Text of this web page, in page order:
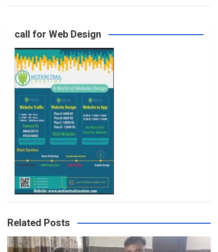
o
k
r
a
m
call for Web Design
Related Posts